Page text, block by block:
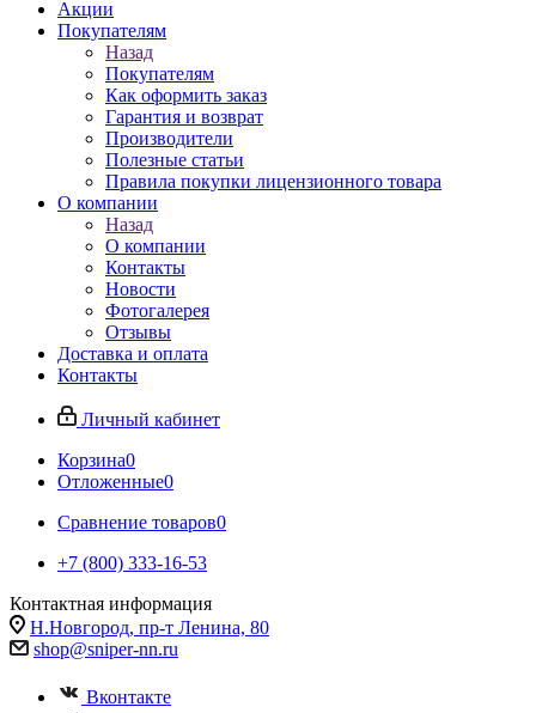
Акции
Покупателям
Назад
Покупателям
Как оформить заказ
Гарантия и возврат
Производители
Полезные статьи
Правила покупки лицензионного товара
О компании
Назад
О компании
Контакты
Новости
Фотогалерея
Отзывы
Доставка и оплата
Контакты
Личный кабинет
Корзина0
Отложенные0
Сравнение товаров0
+7 (800) 333-16-53
Контактная информация
Н.Новгород, пр-т Ленина, 80
shop@sniper-nn.ru
Вконтакте